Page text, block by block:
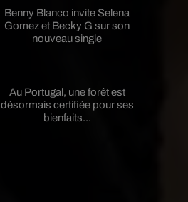
Benny Blanco invite Selena
Gomez et Becky G sur son
nouveau single
Au Portugal, une forêt est
désormais certifiée pour ses
bienfaits...